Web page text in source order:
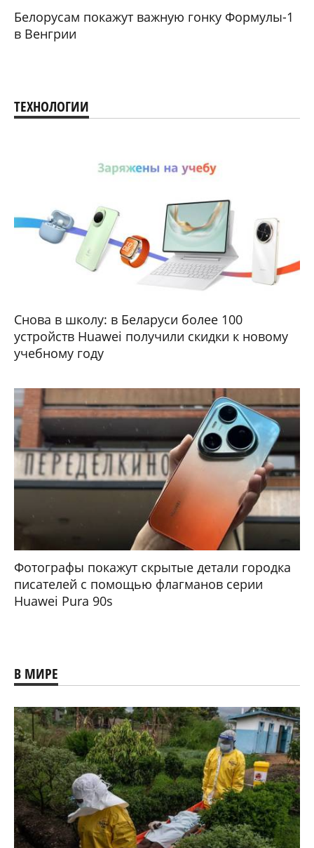
Белорусам покажут важную гонку Формулы-1
в Венгрии
ТЕХНОЛОГИИ
Снова в школу: в Беларуси более 100
устройств Huawei получили скидки к новому
учебному году
Фотографы покажут скрытые детали городка
писателей с помощью флагманов серии
Huawei Pura 90s
В МИРЕ